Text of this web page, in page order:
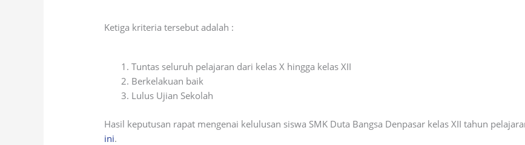
Ketiga kriteria tersebut adalah :
Tuntas seluruh pelajaran dari kelas X hingga kelas XII
Berkelakuan baik
Lulus Ujian Sekolah
Hasil keputusan rapat mengenai kelulusan siswa SMK Duta Bangsa Denpasar kelas XII tahun
ini.